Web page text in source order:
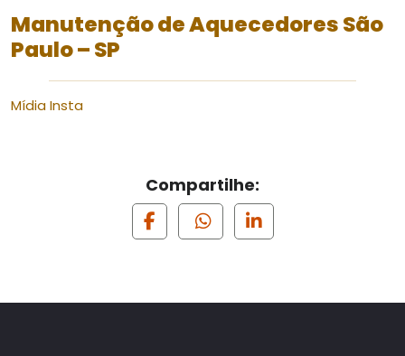
Manutenção de Aquecedores São
Paulo – SP
Mídia Insta
Compartilhe: